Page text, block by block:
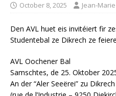
October 8, 2025 Jean-
Den AVL huet eis invitéiert fir
Studentebal ze Dikrech ze
AVL Oochener Bal
Samschtes, de 25. Oktober
An der “Aler Seeërei” zu Dikrech